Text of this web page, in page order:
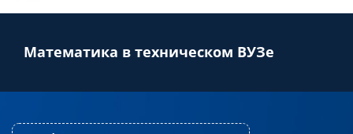
Преподавателям
Математика в техническом ВУЗе